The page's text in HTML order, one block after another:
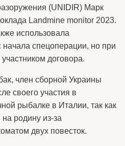
(UNIDIR) Марк
Landmine monitor 2023.
использовала
спецоперации, но при
договора.
член сборной Украины
своего участия в
рыбалке в Италии, так как
родину из-за
двух повесток.